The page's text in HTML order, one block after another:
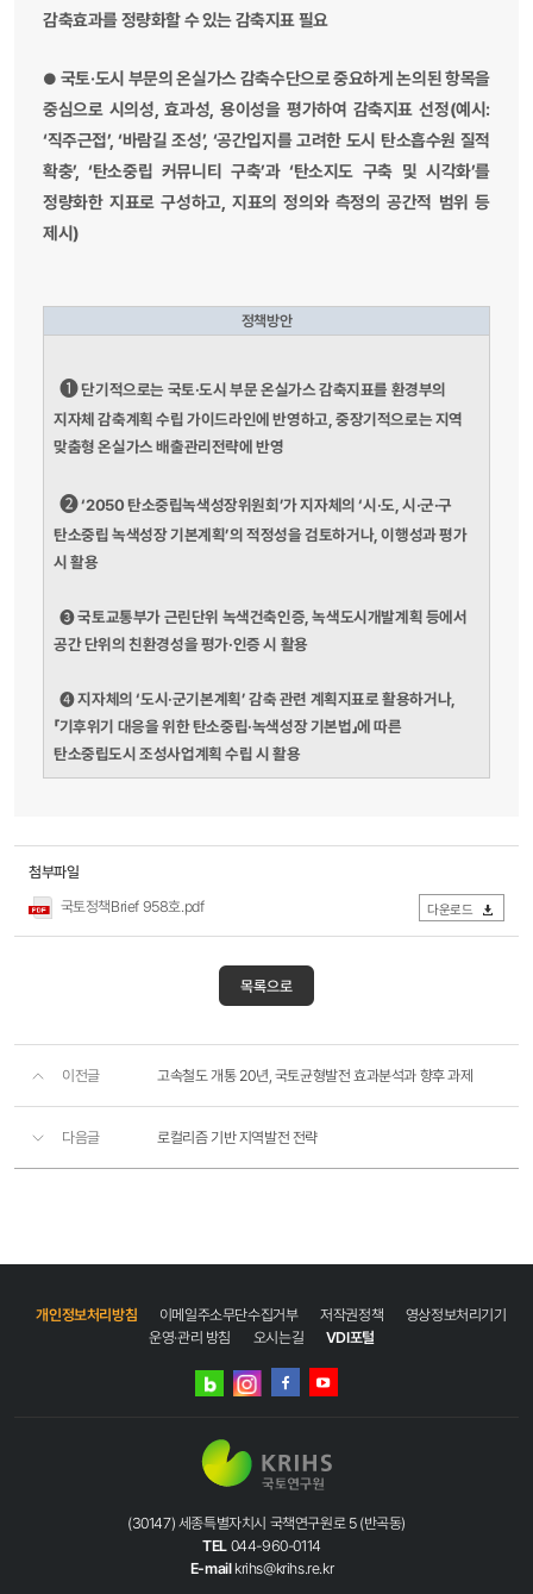
감축효과를 정량화할 수 있는 감축지표 필요
● 국토·도시 부문의 온실가스 감축수단으로 중요하게 논의된 항목을
중심으로 시의성, 효과성, 용이성을 평가하여 감축지표 선정(예시:
‘직주근접’, ‘바람길 조성’, ‘공간입지를 고려한 도시 탄소흡수원 질적
확충’, ‘탄소중립 커뮤니티 구축’과 ‘탄소지도 구축 및 시각화’를
정량화한 지표로 구성하고, 지표의 정의와 측정의 공간적 범위 등
제시)
정책방안
➊단기적으로는 국토·도시 부문 온실가스 감축지표를 환경부의
지자체 감축계획 수립 가이드라인에 반영하고, 중장기적으로는 지역
맞춤형 온실가스 배출관리전략에 반영
➋‘2050 탄소중립녹색성장위원회’가 지자체의 ‘시·도, 시·군·구
탄소중립 녹색성장 기본계획’의 적정성을 검토하거나, 이행성과 평가
시 활용
➌국토교통부가 근린단위 녹색건축인증, 녹색도시개발계획 등에서
공간 단위의 친환경성을 평가·인증 시 활용
➍지자체의 ‘도시·군기본계획’ 감축 관련 계획지표로 활용하거나,
「기후위기 대응을 위한 탄소중립·녹색성장 기본법」에 따른
탄소중립도시 조성사업계획 수립 시 활용
첨부파일
국토정책Brief 958호.pdf
다운로드
목록으로
이전글 고속철도 개통 20년, 국토균형발전 효과분석과 향후 과제
다음글 로컬리즘 기반 지역발전 전략
개인정보처리방침 이메일주소무단수집거부 저작권정책
영상정보처리기기
운영·관리 방침
오시는길 VDI포털
네이버
인스타그램
(30147) 세종특별자치시 국책연구원로 5 (반곡동)
TEL 044-960-0114
E-mail krihs@krihs.re.kr